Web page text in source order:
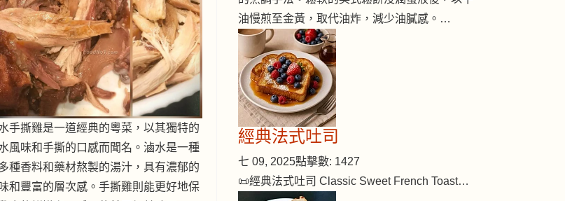
手撕雞是一道經典的粵菜，以其獨特的
風味和手撕的口感而聞名。滷水是一種
種香料和藥材熬製的湯汁，具有濃郁的
和豐富的層次感。手撕雞則能更好地保
油慢煎至金黃，取代油炸，減少油膩感。…
經典法式吐司
七 09, 2025點擊數: 1427
📜經典法式吐司 Classic Sweet French Toast…